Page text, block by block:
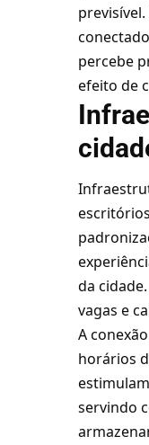
percebe
efeito de
da
vagas e
A
horários
servindo